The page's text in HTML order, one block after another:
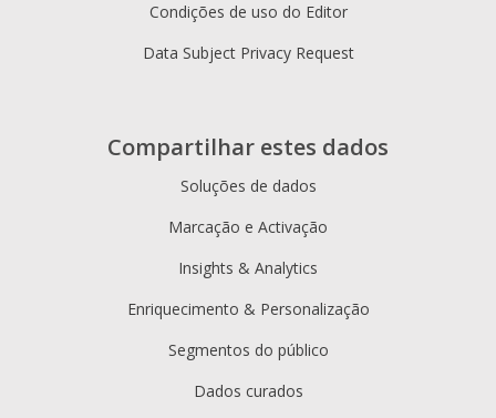
Compartilhar estes dados
Soluções de dados
Marcação e Activação
Insights & Analytics
Enriquecimento & Personalização
Segmentos do público
Dados curados
Condições de uso do Editor
Data Subject Privacy Request